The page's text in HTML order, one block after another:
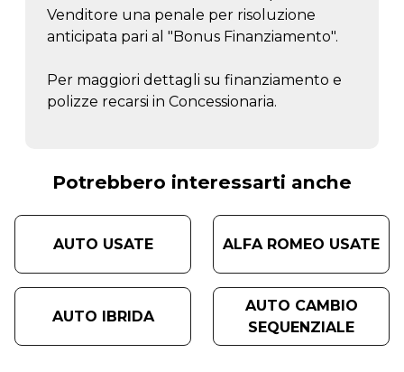
Venditore una penale per risoluzione
anticipata pari al "Bonus Finanziamento".
Per maggiori dettagli su finanziamento e
polizze recarsi in Concessionaria.
Potrebbero interessarti anche
AUTO USATE ALFA ROMEO USATE
AUTO IBRIDA
AUTO CAMBIO
SEQUENZIALE